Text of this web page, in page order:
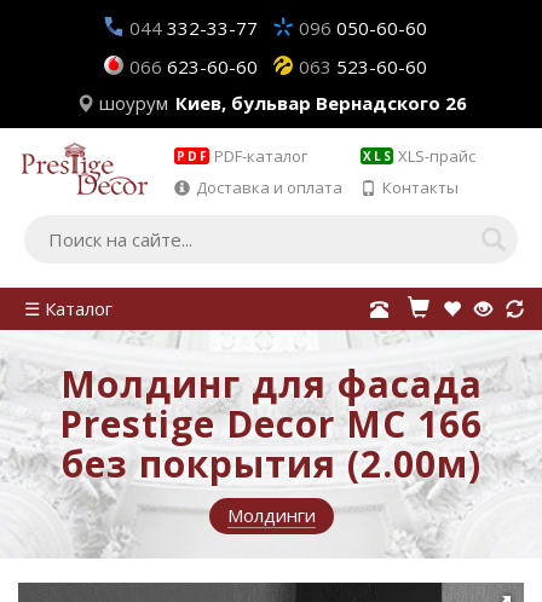
044 332-33-77 096 050-60-60
066 623-60-60 063 523-60-60
шоурум Киев, бульвар Вернадского 26
PDF PDF-каталог XLS XLS-прайс
Доставка и оплата
Контакты
☰ Каталог
Молдинг для фасада
Prestige Decor MC 166
без покрытия (2.00м)
Молдинги